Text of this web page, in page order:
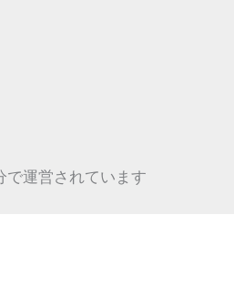
で運営されています​​